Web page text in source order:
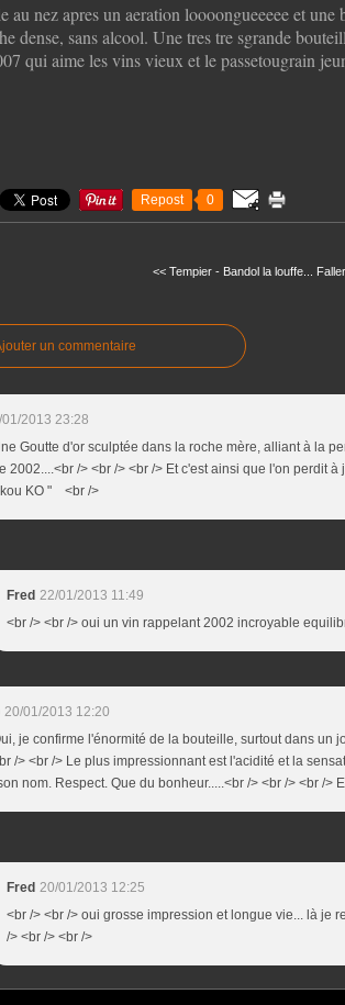
au nez apres un aeration loooongueeeee et
dense, sans alcool. Une tres tre sgrande
qui aime les vins vieux et le passetougrain
Repost 0
<< Tempier - Bandol la louffe...
un commentaire
01/2013 23:28
Goutte d'or sculptée dans la roche mère, alliant à la
2002....<br /> <br /> <br /> Et c'est ainsi que l'on perdit
KO " <br />
Fred 22/01/2013 11:49
<br /> <br /> oui un vin rappelant 2002 incroyable
20/01/2013 12:20
je confirme l'énormité de la bouteille, surtout dans un
/> <br /> Le plus impressionnant est l'acidité et la
nom. Respect. Que du bonheur.....<br /> <br /> <br />
Fred 20/01/2013 12:25
<br /> <br /> oui grosse impression et longue vie... là je
/> <br /> <br />